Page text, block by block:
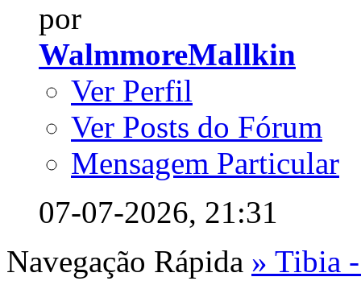
por
WalmmoreMallkin
Ver Perfil
Ver Posts do Fórum
Mensagem Particular
07-07-2026, 21:31
Navegação Rápida » Tibia